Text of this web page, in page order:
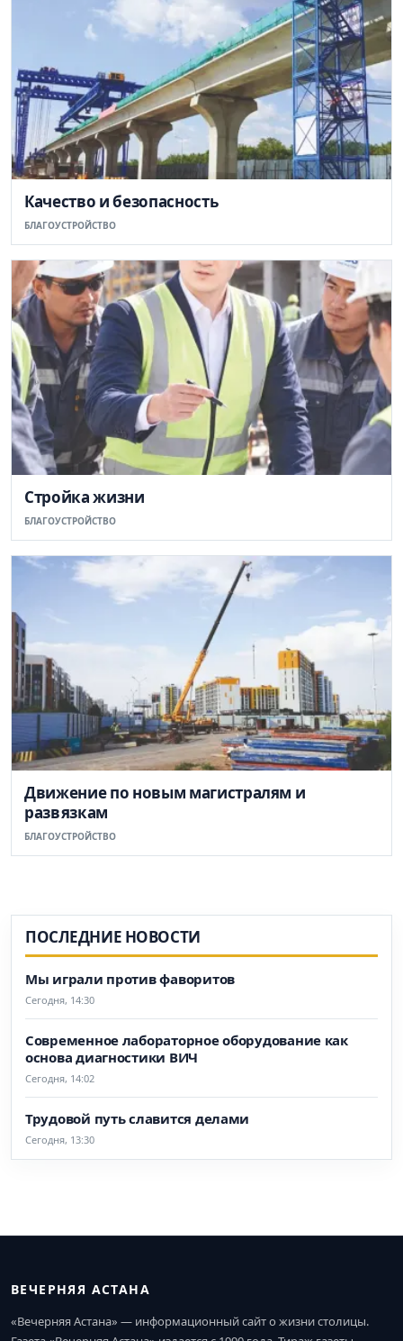
Качество и безопасность
БЛАГОУСТРОЙСТВО
Стройка жизни
БЛАГОУСТРОЙСТВО
Движение по новым магистралям и
развязкам
БЛАГОУСТРОЙСТВО
ПОСЛЕДНИЕ НОВОСТИ
Мы играли против фаворитов
Сегодня, 14:30
Современное лабораторное оборудование как
основа диагностики ВИЧ
Сегодня, 14:02
Трудовой путь славится делами
Сегодня, 13:30
ВЕЧЕРНЯЯ АСТАНА
«Вечерняя Астана» — информационный сайт о жизни столицы.